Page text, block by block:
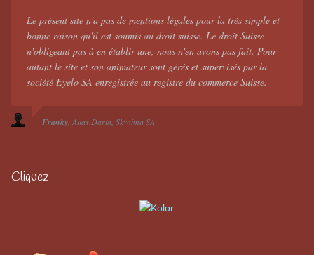
Le présent site n'a pas de mentions légales pour la très simple et
bonne raison qu'il est soumis au droit suisse. Le droit Suisse
n'obligeant pas à en établir une, nous n'en avons pas fait. Pour
autant le site et son animateur sont gérés et supervisés par la
société Eyelo SA enregistrée au registre du commerce Suisse.
Franky Alias Darth Skynima SA
Cliquez